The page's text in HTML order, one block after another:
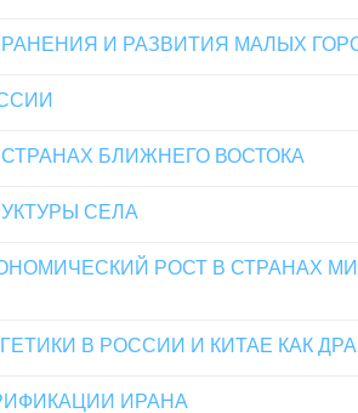
И РАЗВИТИЯ МАЛЫХ
БЛИЖНЕГО ВОСТОКА
СЕЛА
РОСТ В СТРАНАХ
В РОССИИ И КИТАЕ КАК
ИРАНА